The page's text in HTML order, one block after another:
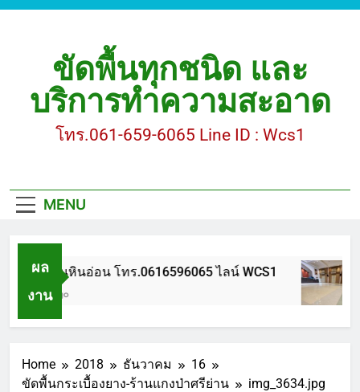
ขัดพื้นหินขัด อบต.แหลมบัวนครปฐม
ขัดพื้นหินอ่อน โทร.0616596065 ไลน์ WCS1
บทความ : การดูแลรักษาพื้นหินขัด
ขัดพื้นทุกชนิด และ
บริการทำความสะอาด
โทร.061-659-6065 Line ID : Wcs1
MENU
ผล
งาน
ขัดพื้นหินอ่อน โทร.0616596065 ไลน์ WCS1
1 ปี Ago
Home 2018 ธันวาคม
16
ขัดพื้นกระเบื้องยาง-ร้านแกงป่าศรีย่าน
img_3634.jpg